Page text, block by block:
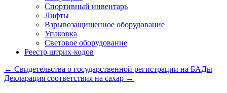
Спортивный инвентарь
Лифты
Взрывозащищенное оборудование
Упаковка
Световое оборудование
Реестр штрих-кодов
← Свидетельства о государственной регистрации на БАДы
Декларация соответствия на сахар →